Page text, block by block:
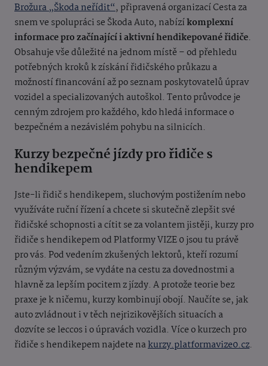
Brožura „Škoda neřídit“, připravená organizací Cesta za
snem ve spolupráci se Škoda Auto, nabízíkomplexní
informace pro začínající i aktivní hendikepované řidiče.
Obsahuje vše důležité na jednom místě – od přehledu
potřebných kroků k získání řidičského průkazu a
možností financování až po seznam poskytovatelů úprav
vozidel a specializovaných autoškol. Tento průvodce je
cenným zdrojem pro každého, kdo hledá informace o
bezpečném a nezávislém pohybu na silnicích.
Kurzy bezpečné jízdy pro řidiče s
hendikepem
Jste-li řidič s hendikepem, sluchovým postižením nebo
využíváte ruční řízení a chcete si skutečně zlepšit své
řidičské schopnosti a cítit se za volantem jistěji, kurzy pro
řidiče s hendikepem od Platformy VIZE 0 jsou tu právě
pro vás. Pod vedením zkušených lektorů, kteří rozumí
různým výzvám, se vydáte na cestu za dovednostmi a
hlavně za lepším pocitem z jízdy. A protože teorie bez
praxe je k ničemu, kurzy kombinují obojí. Naučíte se, jak
auto zvládnout i v těch nejrizikovějších situacích a
dozvíte se leccos i o úpravách vozidla. Více o kurzech pro
řidiče s hendikepem najdete nakurzy.platformavize0.cz.